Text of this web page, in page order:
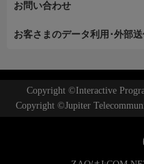
お問い合わせ
お客さまのデータ利用･外部
Copyright ©Interactive
Copyright ©Jupiter